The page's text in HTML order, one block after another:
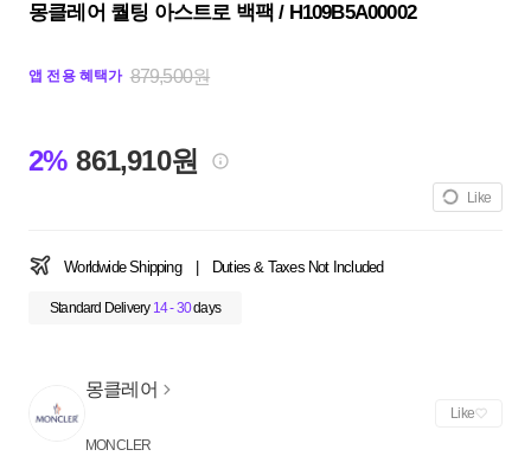
몽클레어 퀄팅 아스트로 백팩 / H109B5A00002
앱 전용 혜택가 879,500원
2% 861,910원
Like
Worldwide Shipping Duties & Taxes Not Included
Standard Delivery 14 - 30days
몽클레어
MONCLER
Like